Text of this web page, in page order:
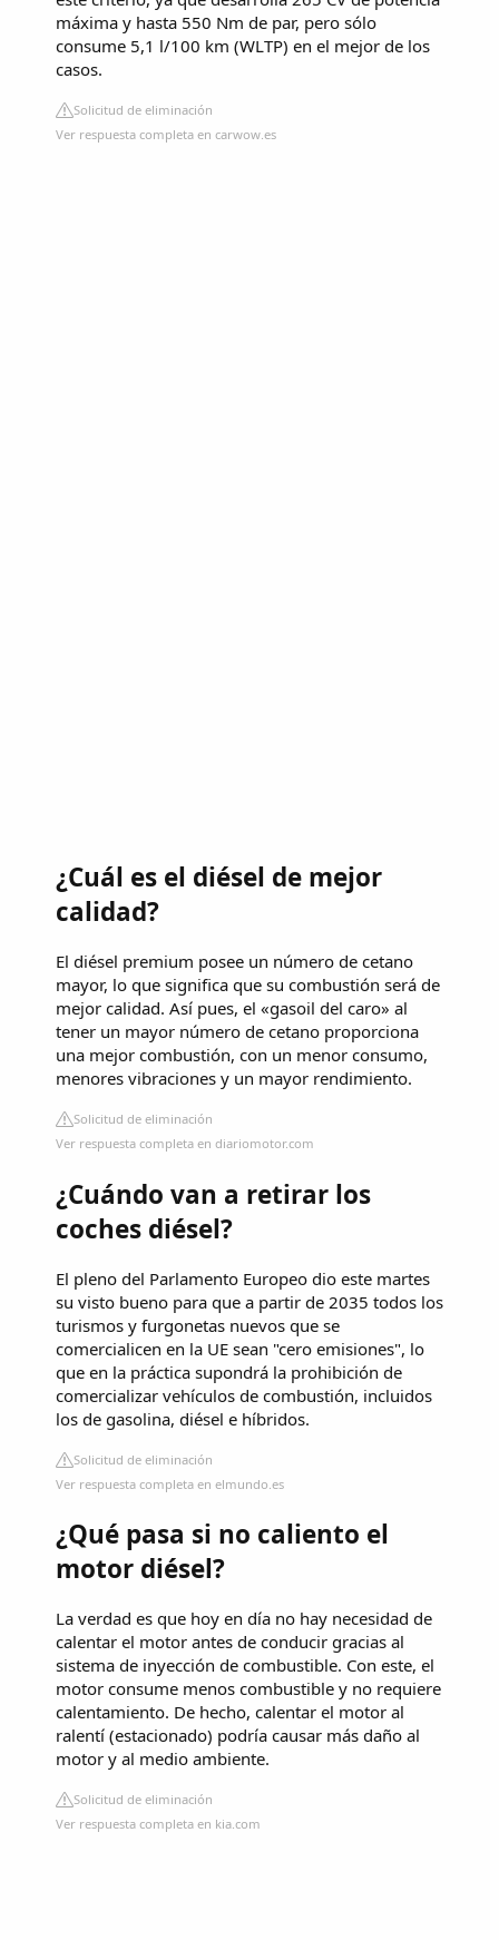
máxima y hasta 550 Nm de par, pero sólo
consume 5,1 l/100 km (WLTP) en el mejor de los
casos.
Solicitud de eliminación
Ver respuesta completa en carwow.es
¿Cuál es el diésel de mejor
calidad?
El diésel premium posee un número de cetano
mayor, lo que significa que su combustión será de
mejor calidad. Así pues, el «gasoil del caro» al
tener un mayor número de cetano proporciona
una mejor combustión, con un menor consumo,
menores vibraciones y un mayor rendimiento.
Solicitud de eliminación
Ver respuesta completa en diariomotor.com
¿Cuándo van a retirar los
coches diésel?
El pleno del Parlamento Europeo dio este martes
su visto bueno para que a partir de 2035 todos los
turismos y furgonetas nuevos que se
comercialicen en la UE sean "cero emisiones", lo
que en la práctica supondrá la prohibición de
comercializar vehículos de combustión, incluidos
los de gasolina, diésel e híbridos.
Solicitud de eliminación
Ver respuesta completa en elmundo.es
¿Qué pasa si no caliento el
motor diésel?
La verdad es que hoy en día no hay necesidad de
calentar el motor antes de conducir gracias al
sistema de inyección de combustible. Con este, el
motor consume menos combustible y no requiere
calentamiento. De hecho, calentar el motor al
ralentí (estacionado) podría causar más daño al
motor y al medio ambiente.
Solicitud de eliminación
Ver respuesta completa en kia.com